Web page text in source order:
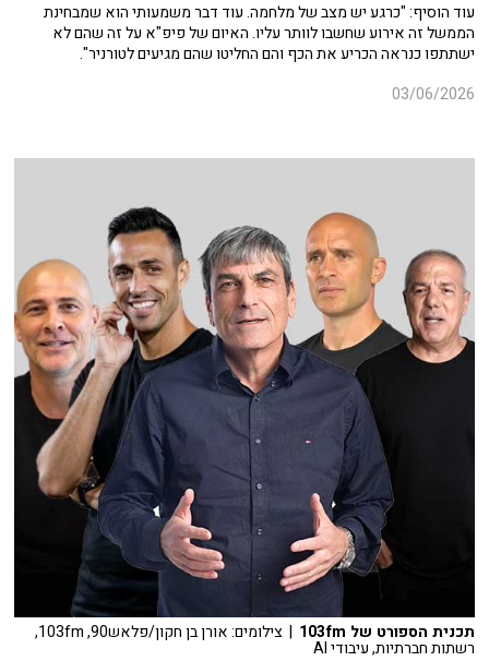
עוד הוסיף: "כרגע יש מצב של מלחמה. עוד דבר משמעותי הוא שמבחינת
הממשל זה אירוע שחשבו לוותר עליו. האיום של פיפ"א על זה שהם לא
ישתתפו כנראה הכריע את הכף והם החליטו שהם מגיעים לטורניר".
03/06/2026
תכנית הספורט של 103fm | צילומים: אורן בן חקון/פלאש90, 103fm,
רשתות חברתיות, עיבודי AI